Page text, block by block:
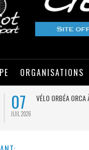
ORGANISATIONS
07
JUIL 2026
VÉLO ORBÉA ORCA